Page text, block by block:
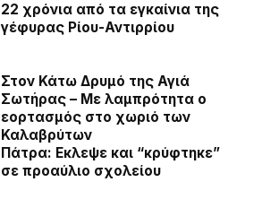
22 χρόνια από τα εγκαίνια της
γέφυρας Ρίου-Αντιρρίου
Στον Κάτω Δρυμό της Αγιά
Σωτήρας – Με λαμπρότητα ο
εορτασμός στο χωριό των
Καλαβρύτων
Πάτρα: Εκλεψε και “κρύφτηκε”
σε προαύλιο σχολείου